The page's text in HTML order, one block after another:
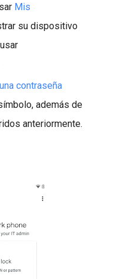
Mis
su dispositivo
contraseña
además de
anteriormente.